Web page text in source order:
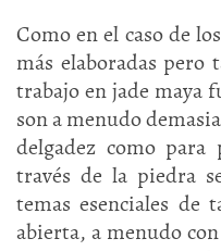
Como en el caso de
más elaboradas
trabajo en jade maya
son a menudo
delgadez como
través de la piedra
temas esenciales de
abierta, a menudo